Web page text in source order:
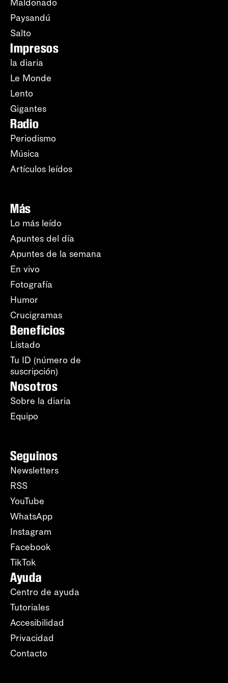
Maldonado
Paysandú
Salto
Impresos
la diaria
Le Monde
Lento
Gigantes
Radio
Periodismo
Música
Artículos leídos
Más
Lo más leído
Apuntes del día
Apuntes de la semana
En vivo
Fotografía
Humor
Crucigramas
Beneficios
Listado
Tu ID (número de
suscripción)
Nosotros
Sobre la diaria
Equipo
Seguinos
Newsletters
RSS
YouTube
WhatsApp
Instagram
Facebook
TikTok
Ayuda
Centro de ayuda
Tutoriales
Accesibilidad
Privacidad
Contacto